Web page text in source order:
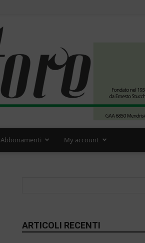
Abbonamenti My account
ARTICOLI RECENTI